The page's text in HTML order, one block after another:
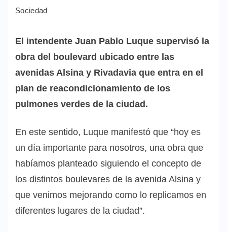
Sociedad
El intendente Juan Pablo Luque supervisó la
obra del boulevard ubicado entre las
avenidas Alsina y Rivadavia que entra en el
plan de reacondicionamiento de los
pulmones verdes de la ciudad.
En este sentido, Luque manifestó que “hoy es
un día importante para nosotros, una obra que
habíamos planteado siguiendo el concepto de
los distintos boulevares de la avenida Alsina y
que venimos mejorando como lo replicamos en
diferentes lugares de la ciudad”.